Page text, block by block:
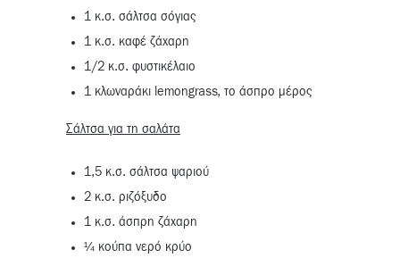
1 κ.σ. σάλτσα σόγιας
1 κ.σ. καφέ ζάχαρη
1/2 κ.σ. φυστικέλαιο
1 κλωναράκι lemongrass, το άσπρο μέρος
Σάλτσα για τη σαλάτα
1,5 κ.σ. σάλτσα ψαριού
2 κ.σ. ριζόξυδο
1 κ.σ. άσπρη ζάχαρη
¼ κούπα νερό κρύο